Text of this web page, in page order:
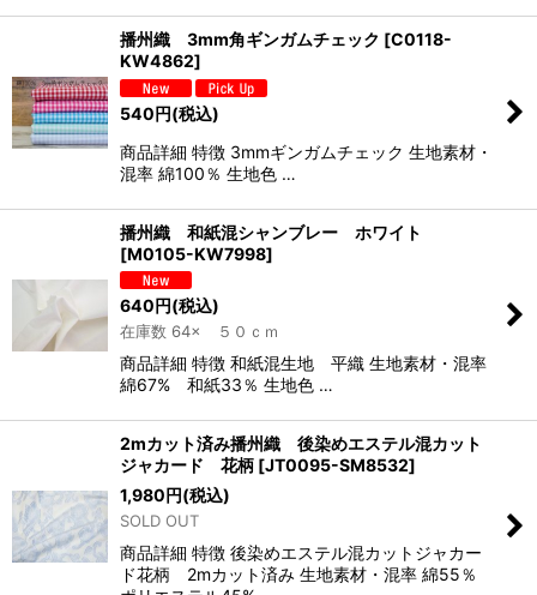
播州織 3mm角ギンガムチェック [C0118-
KW4862]
540円(税込)
商品詳細 特徴 3mmギンガムチェック 生地素材・
混率 綿100％ 生地色 …
播州織 和紙混シャンブレー ホワイト
[M0105-KW7998]
640円(税込)
在庫数 64× ５０ｃｍ
商品詳細 特徴 和紙混生地 平織 生地素材・混率
綿67% 和紙33％ 生地色 …
2mカット済み播州織 後染めエステル混カット
ジャカード 花柄 [JT0095-SM8532]
1,980円(税込)
SOLD OUT
商品詳細 特徴 後染めエステル混カットジャカー
ド花柄 2mカット済み 生地素材・混率 綿55％